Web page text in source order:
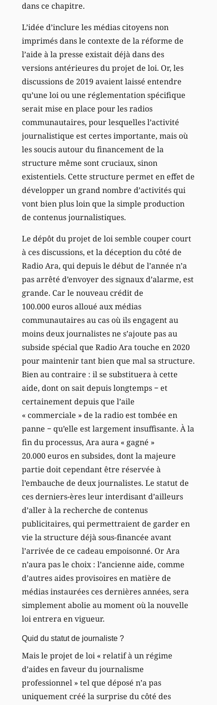
dans ce chapitre.
L’idée d’inclure les médias citoyens non
imprimés dans le contexte de la réforme de
l’aide à la presse existait déjà dans des
versions antérieures du projet de loi. Or, les
discussions de 2019 avaient laissé entendre
qu’une loi ou une réglementation spécifique
serait mise en place pour les radios
communautaires, pour lesquelles l’activité
journalistique est certes importante, mais où
les soucis autour du financement de la
structure même sont cruciaux, sinon
existentiels. Cette structure permet en effet de
développer un grand nombre d’activités qui
vont bien plus loin que la simple production
de contenus journalistiques.
Le dépôt du projet de loi semble couper court
à ces discussions, et la déception du côté de
Radio Ara, qui depuis le début de l’année n’a
pas arrêté d’envoyer des signaux d’alarme, est
grande. Car le nouveau crédit de
100.000 euros alloué aux médias
communautaires au cas où ils engagent au
moins deux journalistes ne s’ajoute pas au
subside spécial que Radio Ara touche en 2020
pour maintenir tant bien que mal sa structure.
Bien au contraire : il se substituera à cette
aide, dont on sait depuis longtemps − et
certainement depuis que l’aile
« commerciale » de la radio est tombée en
panne − qu’elle est largement insuffisante. À la
fin du processus, Ara aura « gagné »
20.000 euros en subsides, dont la majeure
partie doit cependant être réservée à
l’embauche de deux journalistes. Le statut de
ces derniers-ères leur interdisant d’ailleurs
d’aller à la recherche de contenus
publicitaires, qui permettraient de garder en
vie la structure déjà sous-financée avant
l’arrivée de ce cadeau empoisonné. Or Ara
n’aura pas le choix : l’ancienne aide, comme
d’autres aides provisoires en matière de
médias instaurées ces dernières années, sera
simplement abolie au moment où la nouvelle
loi entrera en vigueur.
Quid du statut de journaliste ?
Mais le projet de loi « relatif à un régime
d’aides en faveur du journalisme
professionnel » tel que déposé n’a pas
uniquement créé la surprise du côté des